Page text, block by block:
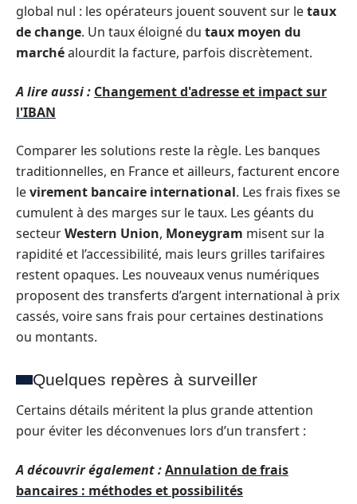
global nul : les opérateurs jouent souvent sur letaux
de change. Un taux éloigné du taux moyen du
marchéalourdit la facture, parfois discrètement.
A lire aussi : Changement d'adresse et impact sur
l'IBAN
Comparer les solutions reste la règle. Les banques
traditionnelles, en France et ailleurs, facturent encore
levirement bancaire international. Les frais fixes se
cumulent à des marges sur le taux. Les géants du
secteurWestern Union, Moneygram misent sur la
rapidité et l’accessibilité, mais leurs grilles tarifaires
restent opaques. Les nouveaux venus numériques
proposent des transferts d’argent international à prix
cassés, voire sans frais pour certaines destinations
ou montants.
Quelques repères à surveiller
Certains détails méritent la plus grande attention
pour éviter les déconvenues lors d’un transfert :
A découvrir également :Annulation de frais
bancaires : méthodes et possibilités